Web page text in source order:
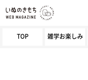
TOP 雑学お楽しみ